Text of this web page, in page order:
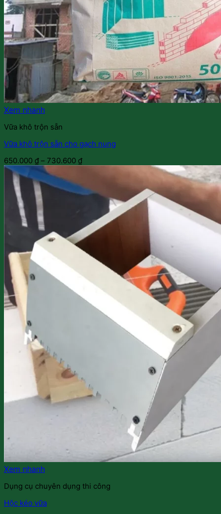
Xem nhanh
Vữa khô trộn sẵn
Vữa khô trộn sẵn cho gạch nung
650.000 ₫ – 730.600 ₫
Xem nhanh
Dụng cụ chuyên dụng thi công
Hộc kéo vữa